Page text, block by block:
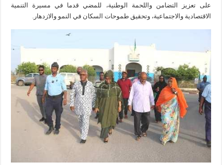
على تعزيز التضامن واللحمة الوطنية، للمضي قدما في مسيرة التنمية
الاقتصادية والاجتماعية، وتحقيق طموحات السكان في النمو والازدهار.